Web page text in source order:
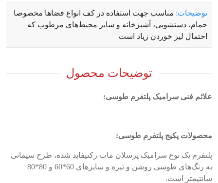
توضیحات: مناسب جهت استفاده در کف انواع فضاها مخصوصا
حمام، دستشویی، آشپزخانه و سایر محیط‌های مرطوب که
احتمال لیز خوردن زیاد است
توضیحات محصول
علائم فنی سرامیک پلتفرم طوسی:
محصولات پکیج پلتفرم طوسی:
پلتفرم یک نوع سرامیک پرسلان مات رکتیفاید شده، طرح سیمانی
به رنگ‌های طوسی روشن و تیره و سایزهای 60*60 و 80*80
سانتیمتر است.